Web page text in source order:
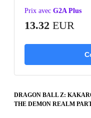
Prix avec G2A Plus
13.32 EUR
DRAGON BALL Z:
THE DEMON REALM